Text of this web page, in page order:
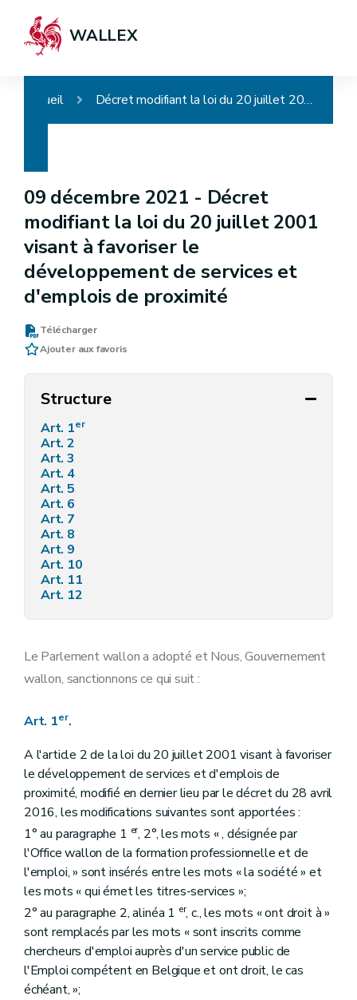
WALLEX
Accueil Décret modifiant la loi du 20 juillet 2001 visant à favoriser le développement de services et d'emplois de proximité
09 décembre 2021 - Décret
modifiant la loi du 20 juillet 2001
visant à favoriser le
développement de services et
d'emplois de proximité
Télécharger
Ajouter aux favoris
Structure
Art. 1er
Art. 2
Art. 3
Art. 4
Art. 5
Art. 6
Art. 7
Art. 8
Art. 9
Art. 10
Art. 11
Art. 12
Le Parlement wallon a adopté et Nous, Gouvernement
wallon, sanctionnons ce qui suit :
Art. 1er.
A l'article 2 de la loi du 20 juillet 2001 visant à favoriser
le développement de services et d'emplois de
proximité, modifié en dernier lieu par le décret du 28 avril
2016, les modifications suivantes sont apportées :
1° au paragraphe 1 er, 2°, les mots « , désignée par
l'Office wallon de la formation professionnelle et de
l'emploi, » sont insérés entre les mots « la société » et
les mots « qui émet les titres-services »;
2° au paragraphe 2, alinéa 1 er, c., les mots « ont droit à »
sont remplacés par les mots « sont inscrits comme
chercheurs d'emploi auprès d'un service public de
l'Emploi compétent en Belgique et ont droit, le cas
échéant, »;